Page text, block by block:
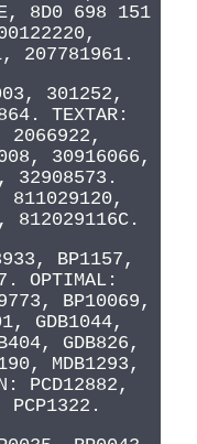
8D0 698 151
207781961.
301252,
TEXTAR:
2066922,
30916066,
32908573.
811029120,
812029116C.
BP1157,
OPTIMAL:
BP10069,
GDB1044,
GDB826,
MDB1293,
PCD12882,
PCP1322.